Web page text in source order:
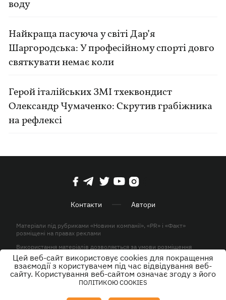
воду
Найкраща пасуюча у світі Дар’я
Шаргородська: У професійному спорті довго
святкувати немає коли
Герой італійських ЗМІ тхеквондист
Олександр Чумаченко: Скрутив грабіжника
на рефлексі
Контакти Автори
Матеріали під рубриками «Новини компанії», «PR» і «Факт»
розміщені на правах реклами
Використання матеріалів дозволяється за умови розміщення
активного гіперпосилання на KP.UA в першому абзаці.
© ТОВ «ЮЛАВ МЕДІА» 2026. Всі права захищені.
Цей веб-сайт використовує cookies для покращення
взаємодії з користувачем під час відвідування веб-
сайту. Користування веб-сайтом означає згоду з його
ПОЛІТИКОЮ COOKIES